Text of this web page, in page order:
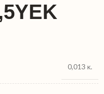
0,013 κ.